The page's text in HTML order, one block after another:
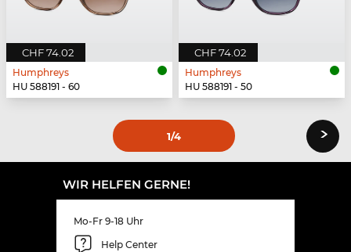
CHF 74.02
Humphreys
HU 588191 - 60
CHF 74.02
Humphreys
HU 588191 - 50
1/4 ›
WIR HELFEN GERNE!
Mo-Fr 9-18 Uhr
Help Center